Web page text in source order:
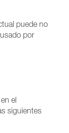
puede no
por
el
siguientes